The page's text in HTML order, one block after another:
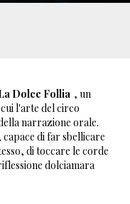
Dolce Follia , un
l'arte del circo
narrazione orale.
di far sbellicare
di toccare le corde
dolciamara